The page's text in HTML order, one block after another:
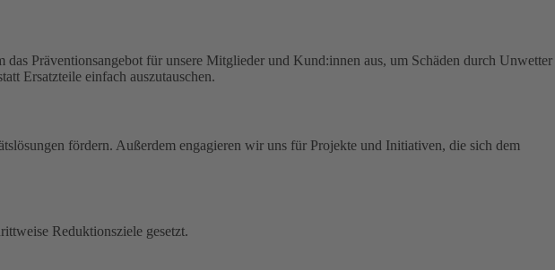
Präventionsangebot für unsere Mitglieder und Kund:innen aus, um Schäden durch Unwetter
Ersatzteile einfach auszutauschen.
fördern. Außerdem engagieren wir uns für Projekte und Initiativen, die sich dem
Reduktionsziele gesetzt.